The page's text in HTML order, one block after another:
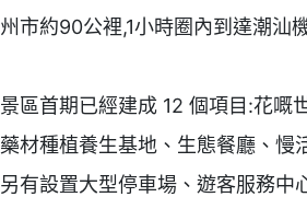
州市約90公裡,1小時圈內到達潮汕
景區首期已經建成 12 個項目:花嘅
藥材種植養生基地、生態餐廳、慢
另有設置大型停車場、遊客服務中